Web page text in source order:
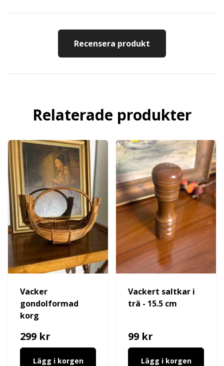
Recensera produkt
Relaterade produkter
Vacker
gondolformad
korg
299 kr
Lägg i korgen
Vackert saltkar i
trä - 15.5 cm
99 kr
Lägg i korgen